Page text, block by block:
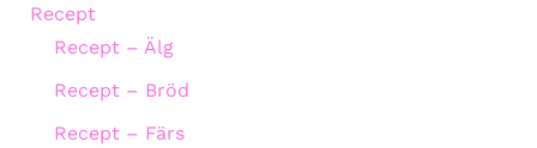
Recept
Recept – Älg
Recept – Bröd
Recept – Färs